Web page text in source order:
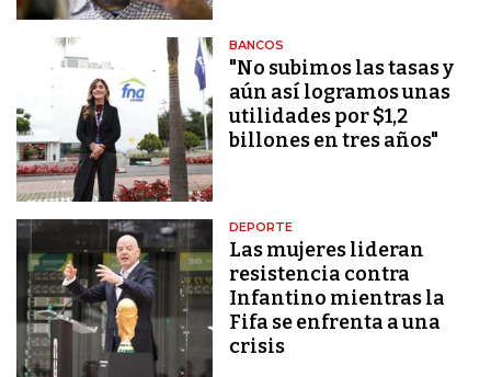
BANCOS
"No subimos las tasas y
aún así logramos unas
utilidades por $1,2
billones en tres años"
DEPORTE
Las mujeres lideran
resistencia contra
Infantino mientras la
Fifa se enfrenta a una
crisis